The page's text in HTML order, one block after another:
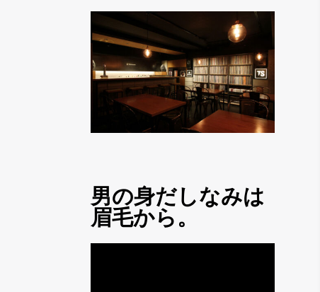
男の身だしなみは
眉毛から。